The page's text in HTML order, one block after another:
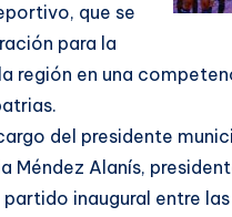
que se
para la
región en una
del presidente
Méndez Alanís,
inaugural entre las